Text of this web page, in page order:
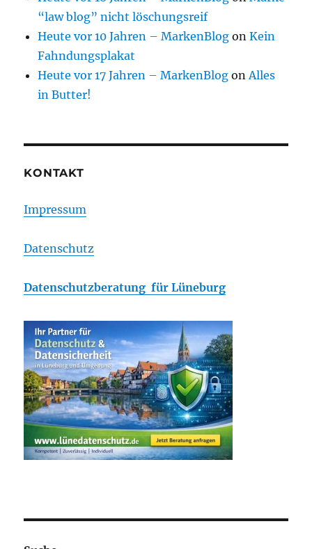
“law blog” nicht löschungsreif
Heute vor 10 Jahren – MarkenBlog onKein
Fahndungsplakat
Heute vor 17 Jahren – MarkenBlog onAlles
in Butter!
KONTAKT
Impressum
Datenschutz
Datenschutzberatung für Lüneburg